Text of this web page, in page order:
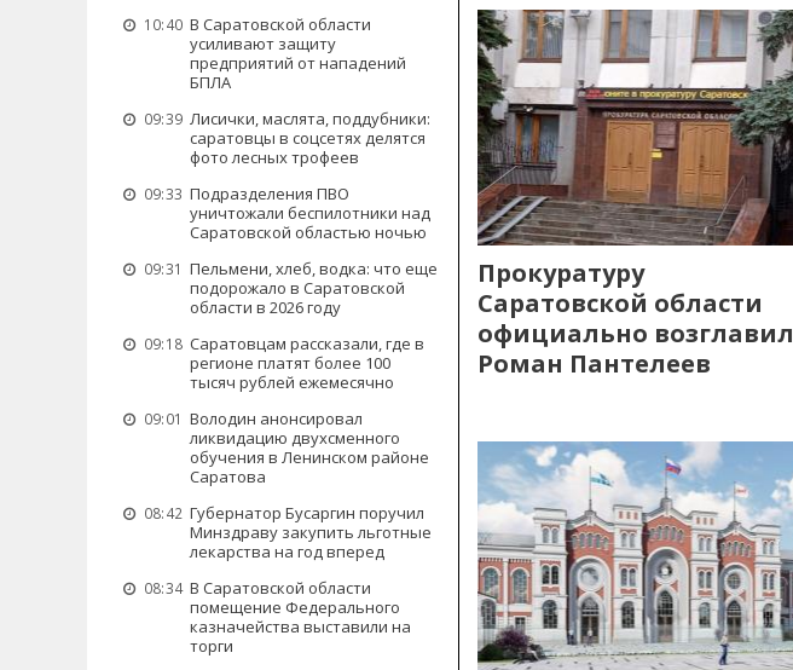
10:40 В Саратовской области
усиливают защиту
предприятий от нападений
БПЛА
09:39 Лисички, маслята, поддубники:
саратовцы в соцсетях делятся
фото лесных трофеев
09:33 Подразделения ПВО
уничтожали беспилотники над
Саратовской областью ночью
09:31 Пельмени, хлеб, водка: что еще
подорожало в Саратовской
области в 2026 году
09:18 Саратовцам рассказали, где в
регионе платят более 100
тысяч рублей ежемесячно
09:01 Володин анонсировал
ликвидацию двухсменного
обучения в Ленинском районе
Саратова
08:42 Губернатор Бусаргин поручил
Минздраву закупить льготные
лекарства на год вперед
08:34 В Саратовской области
помещение Федерального
казначейства выставили на
торги
Прокуратуру
Саратовской области
официально возглавил
Роман Пантелеев